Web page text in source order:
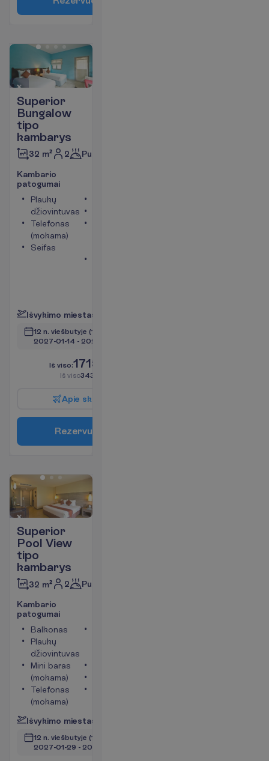
Superior
Bungalow
tipo
kambarys
32 m² 2 Pusryčiai
Kambario
patogumai
Plaukų
džiovintuvas
Telefonas
(mokama)
Seifas
Išvykimo miestas
12 n. viešbutyje (14 n. iš viso)
2027-01-14 - 2027-01-27
Iš viso:1715.00
Iš viso3430.00
Apie sk
Rezervu
Superior
Pool View
tipo
kambarys
32 m² 2 Pusryčiai
Kambario
patogumai
Balkonas
Plaukų
džiovintuvas
Mini baras
(mokama)
Telefonas
(mokama)
Išvykimo miestas
12 n. viešbutyje (14 n. iš viso)
2027-01-29 - 2027-02-11